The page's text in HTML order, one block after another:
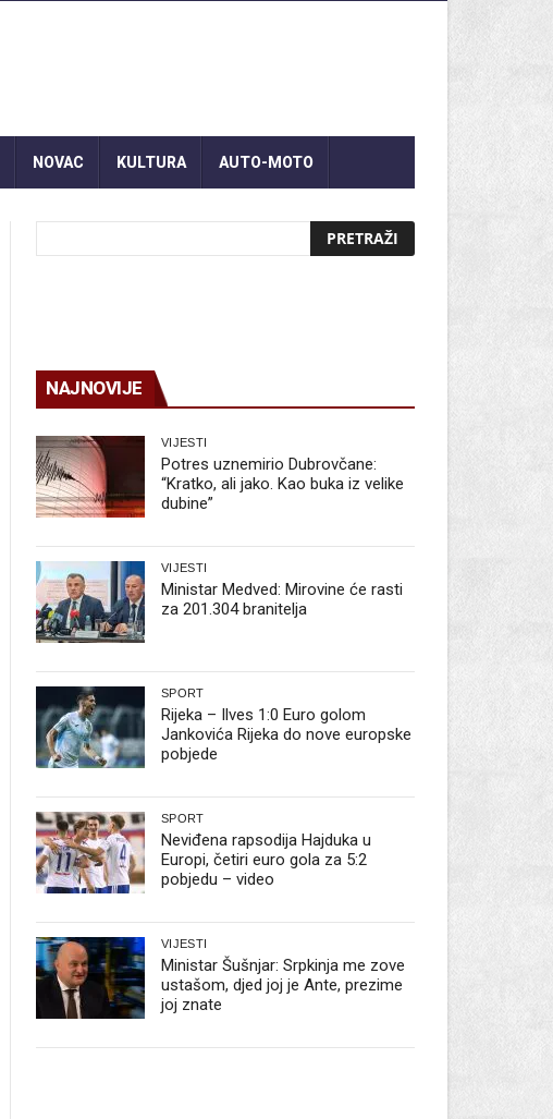
NOVAC KULTURA AUTO-MOTO
NAJNOVIJE
VIJESTI
Potres uznemirio Dubrovčane:
“Kratko, ali jako. Kao buka iz velike
dubine”
VIJESTI
Ministar Medved: Mirovine će rasti
za 201.304 branitelja
SPORT
Rijeka – Ilves 1:0 Euro golom
Jankovića Rijeka do nove europske
pobjede
SPORT
Neviđena rapsodija Hajduka u
Europi, četiri euro gola za 5:2
pobjedu – video
VIJESTI
Ministar Šušnjar: Srpkinja me zove
ustašom, djed joj je Ante, prezime
joj znate